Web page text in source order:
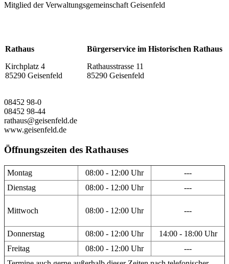
Mitglied der Verwaltungsgemeinschaft Geisenfeld
Rathaus
Kirchplatz 4
85290 Geisenfeld
Bürgerservice im Historischen Rathaus
Rathausstrasse 11
85290 Geisenfeld
08452 98-0
08452 98-44
rathaus@geisenfeld.de
www.geisenfeld.de
Öffnungszeiten des Rathauses
Montag 08:00 - 12:00 Uhr
---
Dienstag
08:00 - 12:00 Uhr ---
Mittwoch 08:00 - 12:00 Uhr ---
Donnerstag 08:00 - 12:00 Uhr
14:00 - 18:00 Uhr
Freitag
08:00 - 12:00 Uhr
---